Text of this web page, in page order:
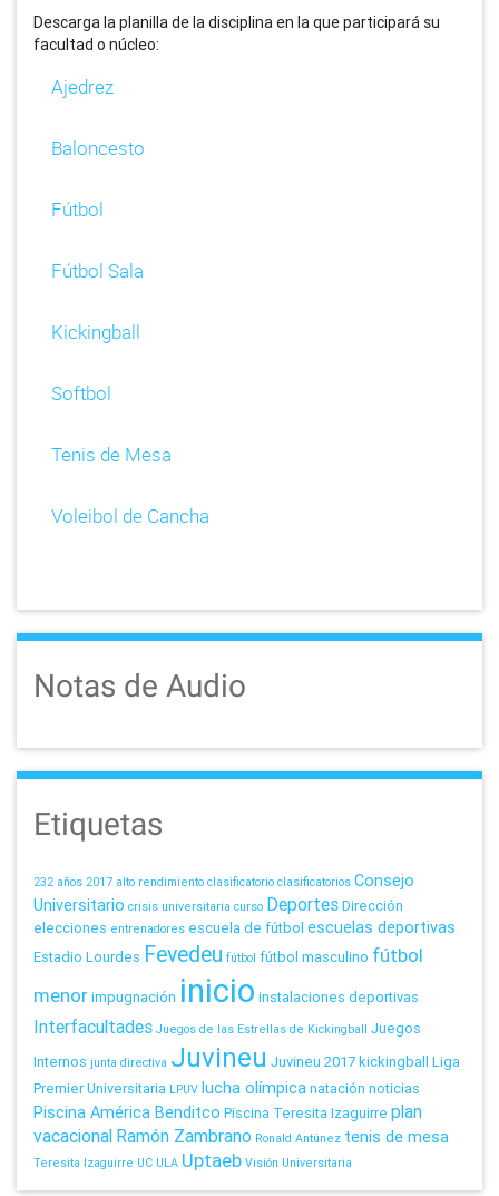
Descarga la planilla de la disciplina en la que participará su
facultad o núcleo:
Ajedrez
Baloncesto
Fútbol
Fútbol Sala
Kickingball
Softbol
Tenis de Mesa
Voleibol de Cancha
Notas de Audio
Etiquetas
232 años 2017 alto rendimiento clasificatorio clasificatorios Consejo
Universitario crisis universitaria curso DeportesDirección
elecciones entrenadores escuela de fútbol escuelas deportivas
Estadio Lourdes Fevedeu fútbol fútbol masculino fútbol
menorimpugnación inicio instalaciones deportivas
Interfacultades Juegos de las Estrellas de Kickingball Juegos
Internos junta directiva Juvineu Juvineu 2017kickingball Liga
Premier Universitaria LPUV lucha olímpicanatación noticias
Piscina América Benditco Piscina Teresita Izaguirre plan
vacacional Ramón Zambrano Ronald Antúnez tenis de mesa
Teresita Izaguirre UC ULA Uptaeb Visión Universitaria